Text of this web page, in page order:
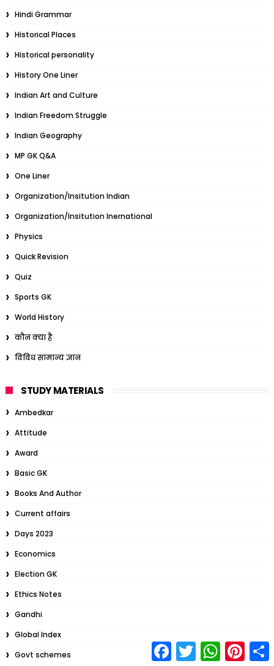
Hindi Grammar
Historical Places
Historical personality
History One Liner
Indian Art and Culture
Indian Freedom Struggle
Indian Geography
MP GK Q&A
One Liner
Organization/Insitution Indian
Organization/Insitution Inernational
Physics
Quick Revision
Quiz
Sports GK
World History
कौन क्या है
विविध सामान्य ज्ञान
STUDY MATERIALS
Ambedkar
Attitude
Award
Basic GK
Books And Author
Current affairs
Days 2023
Economics
Election GK
Ethics Notes
Gandhi
Global Index
Govt schemes
a
T
w
W
h